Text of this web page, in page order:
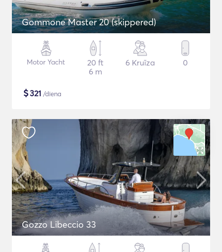
Gommone Master 20 (skippered)
Motor Yacht
20 ft
6 m
6 Kruīza 0
$321 /diena
Gozzo Libeccio 33